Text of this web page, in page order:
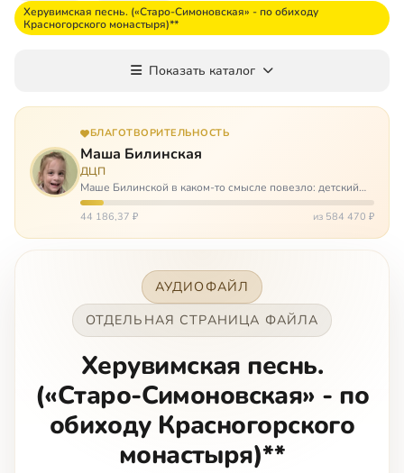
Херувимская песнь. («Старо-Симоновская» - по обиходу
Красногорского монастыря)**
Показать каталог
БЛАГОТВОРИТЕЛЬНОСТЬ
Маша Билинская
ДЦП
Маше Билинской в каком-то смысле повезло: детский
церебральный паралич зацепил её не очень сильно. Но
всё-таки есть диагноз и есть немалые проблемы – Маша
44 186,37 ₽ из 584 470 ₽
АУДИОФАЙЛ
ОТДЕЛЬНАЯ СТРАНИЦА ФАЙЛА
Херувимская песнь.
(«Старо-Симоновская» - по
обиходу Красногорского
монастыря)**